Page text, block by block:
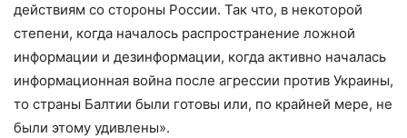
действиям со стороны России. Так что, в некоторой
степени, когда началось распространение ложной
информации и дезинформации, когда активно началась
информационная война после агрессии против Украины,
то страны Балтии были готовы или, по крайней мере, не
были этому удивлены».